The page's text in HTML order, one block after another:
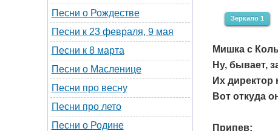
Песни о Рождестве
Песни к 23 февраля, 9 мая
Песни к 8 марта
Песни о Масленице
Песни про весну
Песни про лето
Песни о Родине
Зеркало 1
Мишка с
Ну, бывает,
Их директор
Вот откуда
Припев: